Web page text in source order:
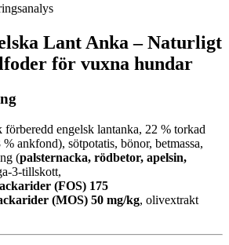
Lant Anka – Naturligt
för vuxna hundar
förberedd engelsk lantanka, 22 % torkad
ankfond), sötpotatis, bönor, betmassa,
(palsternacka, rödbetor, apelsin,
3-tillskott,
(FOS) 175
(MOS) 50 mg/kg, olivextrakt